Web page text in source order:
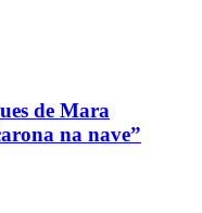
de Mara
na nave”